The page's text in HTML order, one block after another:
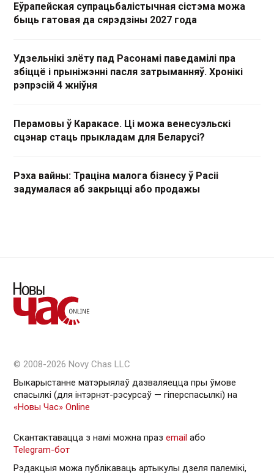
Еўрапейская супрацьбалістычная сістэма можа
быць гатовая да сярэдзіны 2027 года
Удзельнікі злёту пад Расонамі паведамілі пра
збіццё і прыніжэнні пасля затрыманняў. Хронікі
рэпрэсій 4 жніўня
Перамовы ў Каракасе. Ці можа венесуэльскі
сцэнар стаць прыкладам для Беларусі?
Рэха вайны: Траціна малога бізнесу ў Расіі
задумалася аб закрыцці або продажы
© 2008-2026 Novy Chas LLC
Выкарыстанне матэрыялаў дазваляецца пры ўмове
спасылкі (для інтэрнэт-рэсурсаў — гiперспасылкi) на
«Новы Час» Online
Скантактавацца з намі можна праз email або
Telegram-бот
Рэдакцыя можа публікаваць артыкулы дзеля палемікі,